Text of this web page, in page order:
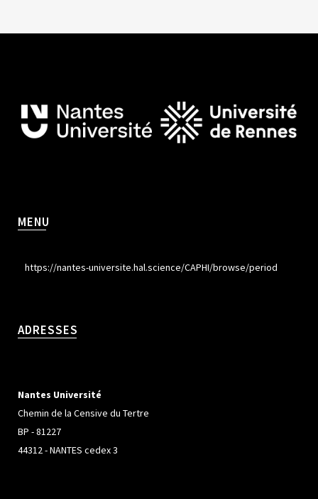
MENU
https://nantes-universite.hal.science/CAPHI/browse/period
ADRESSES
Nantes Université
Chemin de la Censive du Tertre
BP - 81227
44312 - NANTES cedex 3